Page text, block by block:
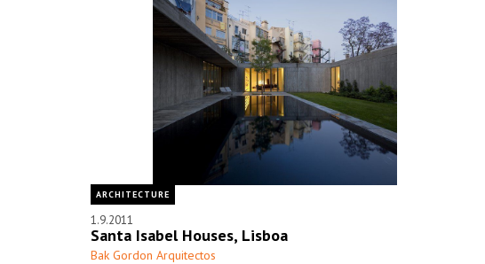
ARCHITECTURE
1.9.2011
Santa Isabel Houses, Lisboa
Bak Gordon Arquitectos